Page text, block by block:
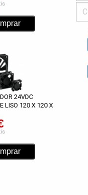
24VDC
LISO 120 X 120 X